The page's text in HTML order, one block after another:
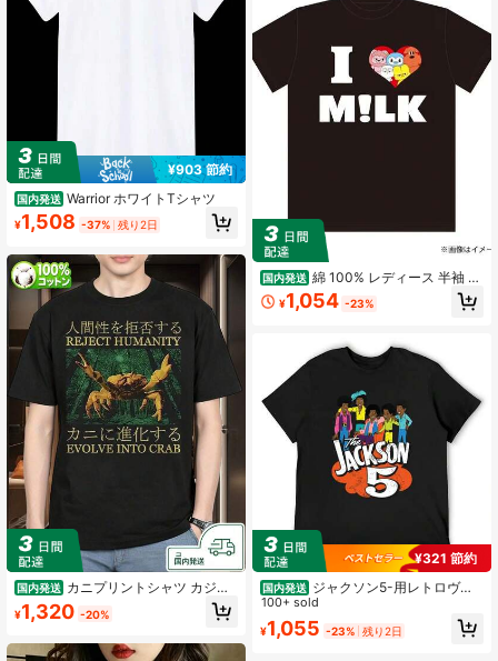
¥903 節約
国内発送 Warrior ホワイトTシャツ
¥1,508 -37% 残り2日
国内発送 カニプリントシャツ カジュ
アル メンズ 半袖 レトロ風 日本語テ
キスト 夏 年間通して ストリートウ
ルチシーン 日常使い 着回し お出か
¥1,320 -20%
国内発送 綿 100% レディース 半袖 T
シャツ I LOVE MILK プリント シンプ
ルカラーカジュアル
¥1,054 -23%
¥321 節約
国内発送 ジャクソン5-用レトロヴィ
ンテージ漫画Tシャツ,1970sユーズド
加工グラフィック,カワイイ服,スウェ
ットシャツ,スウェットシャツ
100+ sold
¥1,055 -23% 残り2日